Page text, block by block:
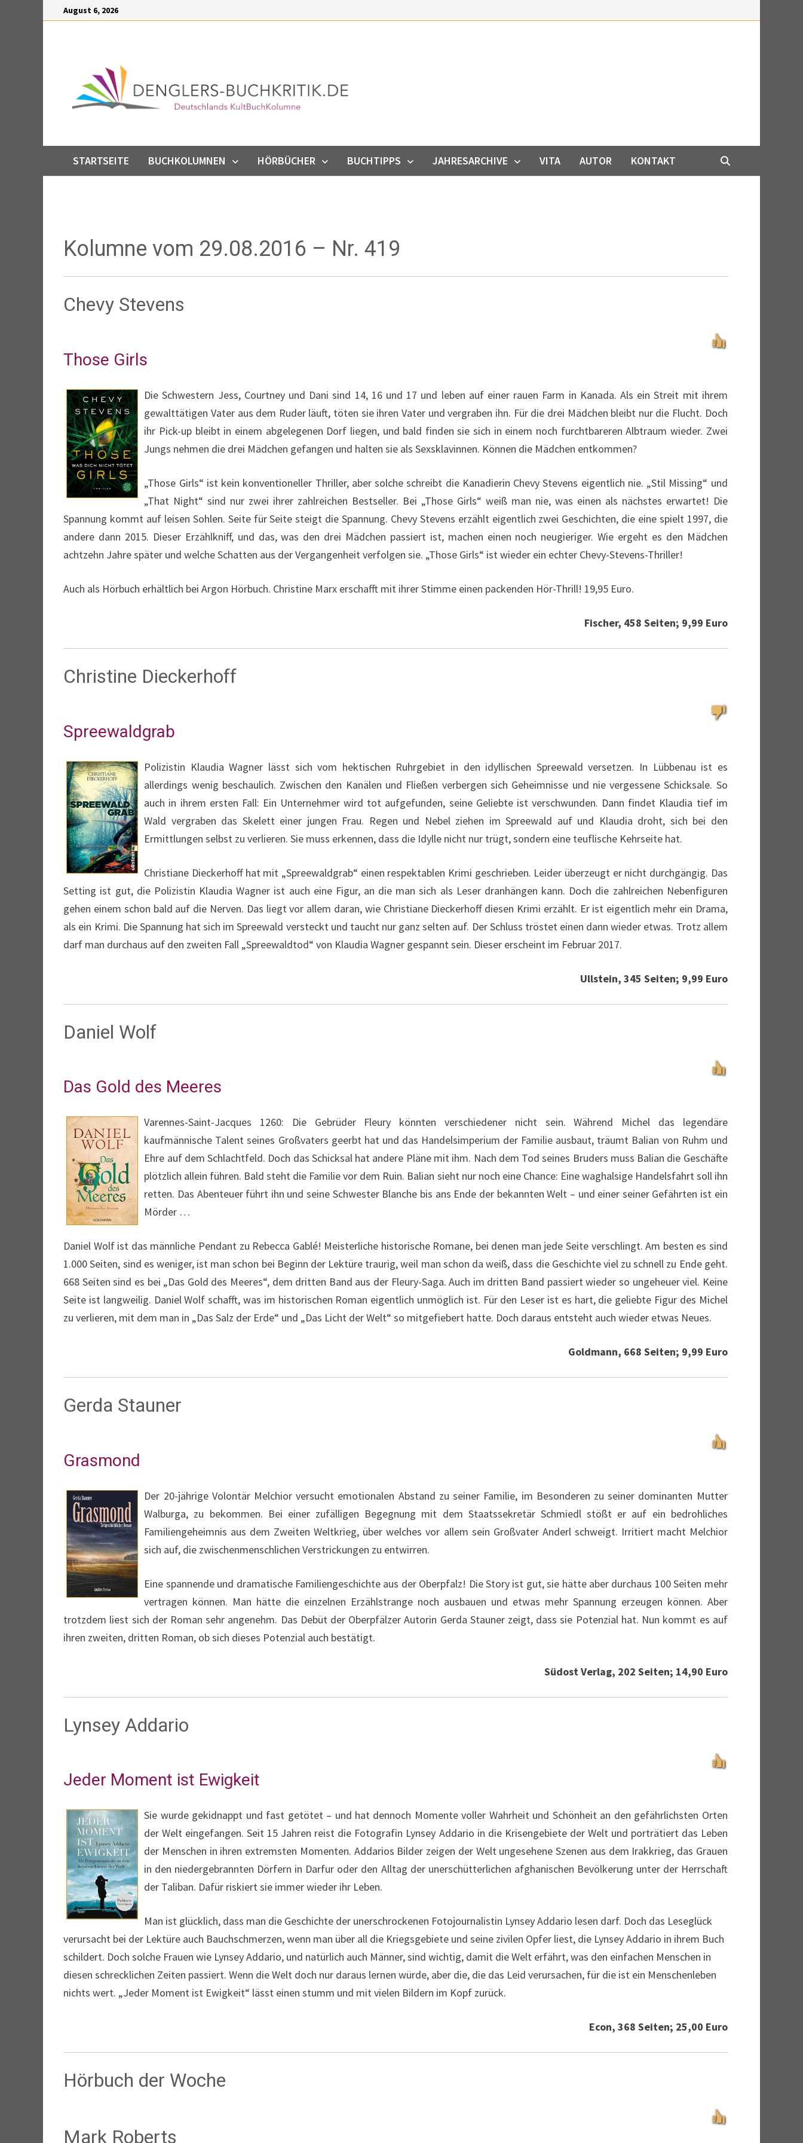
August 6, 2026
STARTSEITE BUCHKOLUMNEN HÖRBÜCHER BUCHTIPPS JAHRESARCHIVE VITA AUTOR KONTAKT
Kolumne vom 29.08.2016 – Nr. 419
Chevy Stevens
Those Girls
Die Schwestern Jess, Courtney und Dani sind 14, 16 und 17 und leben auf einer rauen Farm in Kanada. Als ein Streit mit ihrem
gewalttätigen Vater aus dem Ruder läuft, töten sie ihren Vater und vergraben ihn. Für die drei Mädchen bleibt nur die Flucht. Doch
ihr Pick-up bleibt in einem abgelegenen Dorf liegen, und bald finden sie sich in einem noch furchtbareren Albtraum wieder. Zwei
Jungs nehmen die drei Mädchen gefangen und halten sie als Sexsklavinnen. Können die Mädchen entkommen?
„Those Girls“ ist kein konventioneller Thriller, aber solche schreibt die Kanadierin Chevy Stevens eigentlich nie. „Stil Missing“ und
„That Night“ sind nur zwei ihrer zahlreichen Bestseller. Bei „Those Girls“ weiß man nie, was einen als nächstes erwartet! Die
Spannung kommt auf leisen Sohlen. Seite für Seite steigt die Spannung. Chevy Stevens erzählt eigentlich zwei Geschichten, die eine spielt 1997, die
andere dann 2015. Dieser Erzählkniff, und das, was den drei Mädchen passiert ist, machen einen noch neugieriger. Wie ergeht es den Mädchen
achtzehn Jahre später und welche Schatten aus der Vergangenheit verfolgen sie. „Those Girls“ ist wieder ein echter Chevy-Stevens-Thriller!
Auch als Hörbuch erhältlich bei Argon Hörbuch. Christine Marx erschafft mit ihrer Stimme einen packenden Hör-Thrill! 19,95 Euro.
Fischer, 458 Seiten; 9,99 Euro
Christine Dieckerhoff
Spreewaldgrab
Polizistin Klaudia Wagner lässt sich vom hektischen Ruhrgebiet in den idyllischen Spreewald versetzen. In Lübbenau ist es
allerdings wenig beschaulich. Zwischen den Kanälen und Fließen verbergen sich Geheimnisse und nie vergessene Schicksale. So
auch in ihrem ersten Fall: Ein Unternehmer wird tot aufgefunden, seine Geliebte ist verschwunden. Dann findet Klaudia tief im
Wald vergraben das Skelett einer jungen Frau. Regen und Nebel ziehen im Spreewald auf und Klaudia droht, sich bei den
Ermittlungen selbst zu verlieren. Sie muss erkennen, dass die Idylle nicht nur trügt, sondern eine teuflische Kehrseite hat.
Christiane Dieckerhoff hat mit „Spreewaldgrab“ einen respektablen Krimi geschrieben. Leider überzeugt er nicht durchgängig. Das
Setting ist gut, die Polizistin Klaudia Wagner ist auch eine Figur, an die man sich als Leser dranhängen kann. Doch die zahlreichen Nebenfiguren
gehen einem schon bald auf die Nerven. Das liegt vor allem daran, wie Christiane Dieckerhoff diesen Krimi erzählt. Er ist eigentlich mehr ein Drama,
als ein Krimi. Die Spannung hat sich im Spreewald versteckt und taucht nur ganz selten auf. Der Schluss tröstet einen dann wieder etwas. Trotz allem
darf man durchaus auf den zweiten Fall „Spreewaldtod“ von Klaudia Wagner gespannt sein. Dieser erscheint im Februar 2017.
Ullstein, 345 Seiten; 9,99 Euro
Daniel Wolf
Das Gold des Meeres
Varennes-Saint-Jacques 1260: Die Gebrüder Fleury könnten verschiedener nicht sein. Während Michel das legendäre
kaufmännische Talent seines Großvaters geerbt hat und das Handelsimperium der Familie ausbaut, träumt Balian von Ruhm und
Ehre auf dem Schlachtfeld. Doch das Schicksal hat andere Pläne mit ihm. Nach dem Tod seines Bruders muss Balian die Geschäfte
plötzlich allein führen. Bald steht die Familie vor dem Ruin. Balian sieht nur noch eine Chance: Eine waghalsige Handelsfahrt soll ihn
retten. Das Abenteuer führt ihn und seine Schwester Blanche bis ans Ende der bekannten Welt – und einer seiner Gefährten ist ein
Mörder …
Daniel Wolf ist das männliche Pendant zu Rebecca Gablé! Meisterliche historische Romane, bei denen man jede Seite verschlingt. Am besten es sind
1.000 Seiten, sind es weniger, ist man schon bei Beginn der Lektüre traurig, weil man schon da weiß, dass die Geschichte viel zu schnell zu Ende geht.
668 Seiten sind es bei „Das Gold des Meeres“, dem dritten Band aus der Fleury-Saga. Auch im dritten Band passiert wieder so ungeheuer viel. Keine
Seite ist langweilig. Daniel Wolf schafft, was im historischen Roman eigentlich unmöglich ist. Für den Leser ist es hart, die geliebte Figur des Michel
zu verlieren, mit dem man in „Das Salz der Erde“ und „Das Licht der Welt“ so mitgefiebert hatte. Doch daraus entsteht auch wieder etwas Neues.
Goldmann, 668 Seiten; 9,99 Euro
Gerda Stauner
Grasmond
Der 20-jährige Volontär Melchior versucht emotionalen Abstand zu seiner Familie, im Besonderen zu seiner dominanten Mutter
Walburga, zu bekommen. Bei einer zufälligen Begegnung mit dem Staatssekretär Schmiedl stößt er auf ein bedrohliches
Familiengeheimnis aus dem Zweiten Weltkrieg, über welches vor allem sein Großvater Anderl schweigt. Irritiert macht Melchior
sich auf, die zwischenmenschlichen Verstrickungen zu entwirren.
Eine spannende und dramatische Familiengeschichte aus der Oberpfalz! Die Story ist gut, sie hätte aber durchaus 100 Seiten mehr
vertragen können. Man hätte die einzelnen Erzählstrange noch ausbauen und etwas mehr Spannung erzeugen können. Aber
trotzdem liest sich der Roman sehr angenehm. Das Debüt der Oberpfälzer Autorin Gerda Stauner zeigt, dass sie Potenzial hat. Nun kommt es auf
ihren zweiten, dritten Roman, ob sich dieses Potenzial auch bestätigt.
Südost Verlag, 202 Seiten; 14,90 Euro
Lynsey Addario
Jeder Moment ist Ewigkeit
Sie wurde gekidnappt und fast getötet – und hat dennoch Momente voller Wahrheit und Schönheit an den gefährlichsten Orten
der Welt eingefangen. Seit 15 Jahren reist die Fotografin Lynsey Addario in die Krisengebiete der Welt und porträtiert das Leben
der Menschen in ihren extremsten Momenten. Addarios Bilder zeigen der Welt ungesehene Szenen aus dem Irakkrieg, das Grauen
in den niedergebrannten Dörfern in Darfur oder den Alltag der unerschütterlichen afghanischen Bevölkerung unter der Herrschaft
der Taliban. Dafür riskiert sie immer wieder ihr Leben.
Man ist glücklich, dass man die Geschichte der unerschrockenen Fotojournalistin Lynsey Addario lesen darf. Doch das Leseglück
verursacht bei der Lektüre auch Bauchschmerzen, wenn man über all die Kriegsgebiete und seine zivilen Opfer liest, die Lynsey Addario in ihrem Buch
schildert. Doch solche Frauen wie Lynsey Addario, und natürlich auch Männer, sind wichtig, damit die Welt erfährt, was den einfachen Menschen in
diesen schrecklichen Zeiten passiert. Wenn die Welt doch nur daraus lernen würde, aber die, die das Leid verursachen, für die ist ein Menschenleben
nichts wert. „Jeder Moment ist Ewigkeit“ lässt einen stumm und mit vielen Bildern im Kopf zurück.
Econ, 368 Seiten; 25,00 Euro
Hörbuch der Woche
Mark Roberts